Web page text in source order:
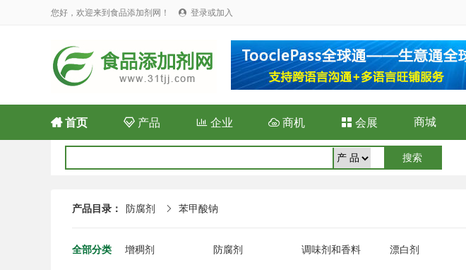
您好，欢迎来到食品添加剂网！  登录或加入
首页 产品 企业  商机  会展 商城
产品目录： 防腐剂  苯甲酸钠
全部分类 增稠剂 防腐剂 调味剂和香料 漂白剂